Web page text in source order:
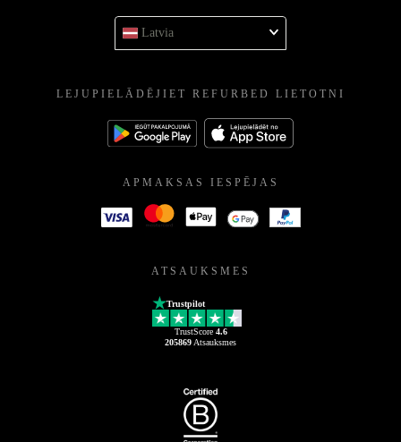
Latvia
LEJUPIELĀDĒJIET REFURBED LIETOTNI
APMAKSAS IESPĒJAS
ATSAUKSMES
Trustpilot
TrustScore 4.6
205869 Atsauksmes